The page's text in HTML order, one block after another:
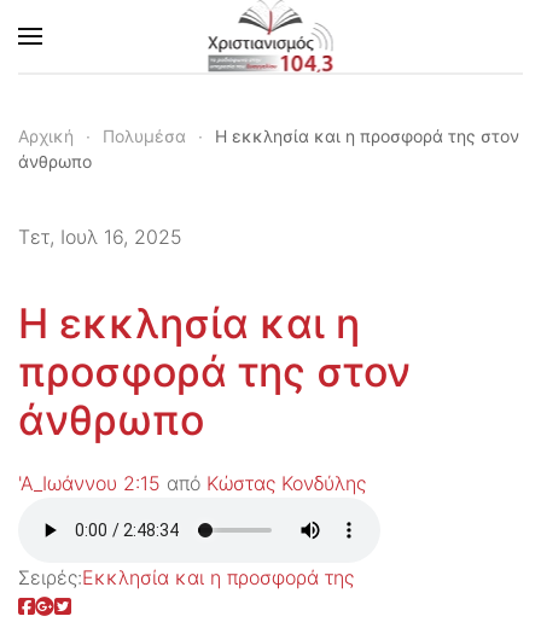
Skip to main content
Αρχική Πολυμέσα
Η εκκλησία και η προσφορά της στον
άνθρωπο
Τετ, Ιουλ 16, 2025
Η εκκλησία και η
προσφορά της στον
άνθρωπο
'Α_Ιωάννου 2:15 από Κώστας Κονδύλης
Σειρές:Εκκλησία και η προσφορά της